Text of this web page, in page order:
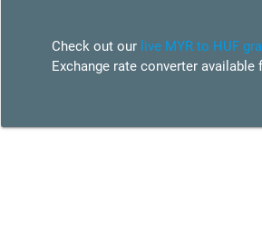
Check out our live MYR to HUF
Exchange rate converter